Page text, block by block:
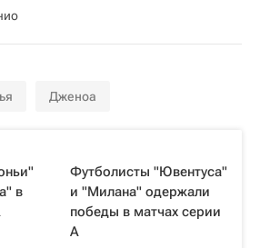
Дженоа
в
Футболисты "Ювентуса"
и "Милана" одержали
победы в матчах серии
А